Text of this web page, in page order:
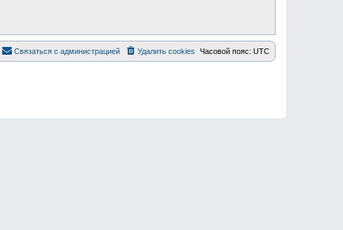
Часовой пояс: UTC
Удалить cookies
Связаться с администрацией